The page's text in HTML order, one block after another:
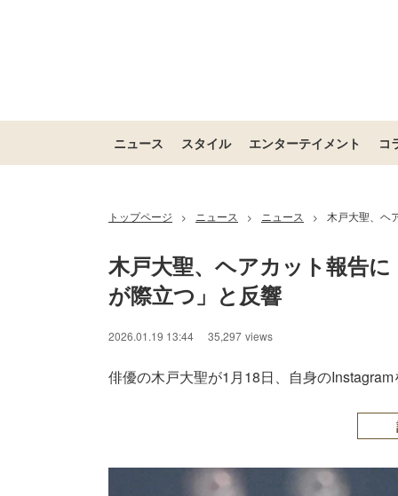
ニュース スタイル エンターテイメント コ
トップページ > ニュース > ニュース > 木戸大聖、ヘ
木戸大聖、ヘアカット報告
が際立つ」と反響
2026.01.19 13:44 35,297 views
俳優の木戸大聖が1月18日、自身の